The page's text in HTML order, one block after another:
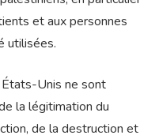
et aux personnes
utilisées.
Unis ne sont
la légitimation du
de la destruction et